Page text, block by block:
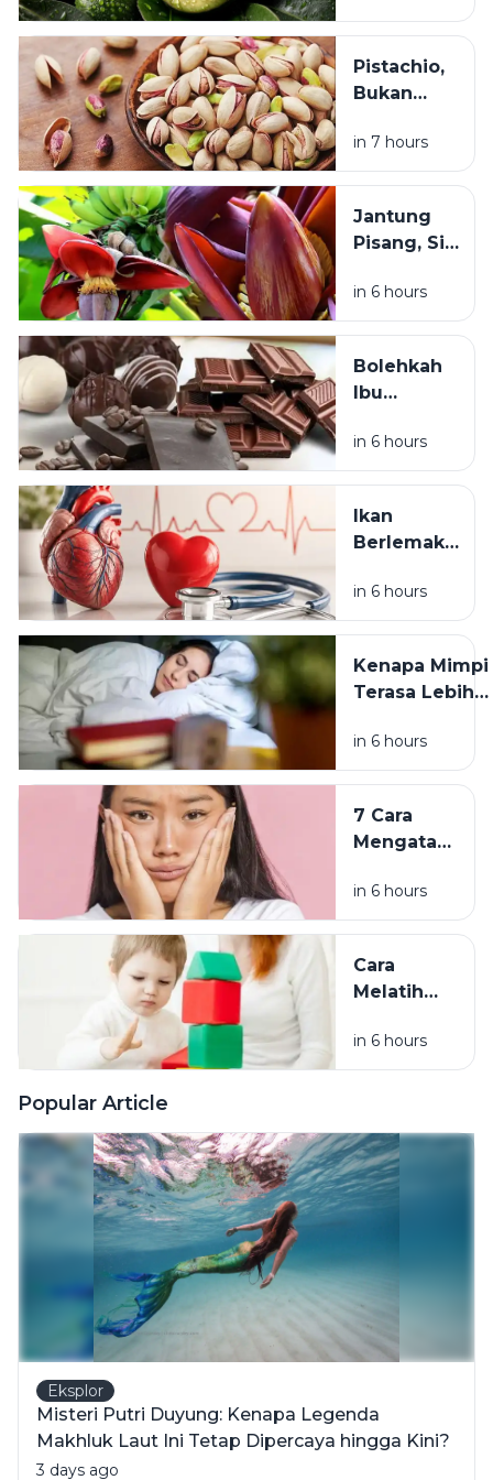
Pilihan
Orang? Ini
Alasan di Balik
Popularitasnya
Pistachio,
Bukan
Camilan
Mahal: Ini
untuk
Jantung,
Pencernaan
in 7 hours
Jantung
Pisang, Si
Makanan
Tradisional
Manfaat
untuk
in 6 hours
Bolehkah
Ibu
Makan
Cokelat?
soal
Kafein dan
in 6 hours
Ikan
Berlemak
Kesehatan
Jantung: Ini
Cara
Mengolahnya
in 6 hours
Kenapa Mimpi
Terasa Lebih
Tidur Lagi di
Pagi Hari? Ini
Penjelasannya
in 6 hours
7 Cara
Mengatasi
Tersumbat
agar Kulit
Lebih
Bersih dan
in 6 hours
Cara
Melatih
Anak
Sesuai
hingga
Usia
Sekolah
in 6 hours
Popular Article
Eksplor
Misteri Putri Duyung: Kenapa Legenda
Makhluk Laut Ini Tetap Dipercaya hingga Kini?
3 days ago